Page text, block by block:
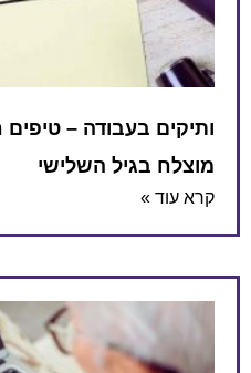
ותיקים בעבודה – טיפים
מוצלח בגיל השלישי
קרא עוד »